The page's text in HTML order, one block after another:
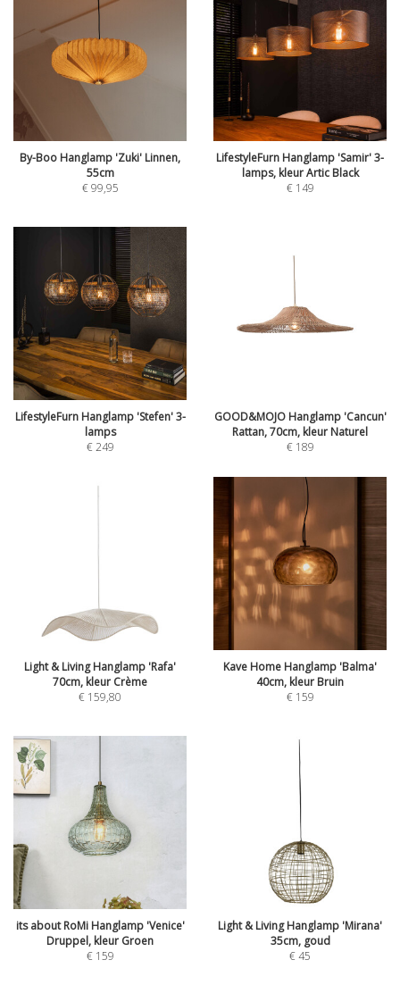
By-Boo Hanglamp 'Zuki' Linnen,
55cm
€99,95
LifestyleFurn Hanglamp 'Samir' 3-
lamps, kleur Artic Black
€ 149
LifestyleFurn Hanglamp 'Stefen' 3-
lamps
€249
GOOD&MOJO Hanglamp 'Cancun'
Rattan, 70cm, kleur Naturel
€ 189
Light & Living Hanglamp 'Rafa'
70cm, kleur Crème
€ 159,80
Kave Home Hanglamp 'Balma'
40cm, kleur Bruin
€ 159
its about RoMi Hanglamp 'Venice'
Druppel, kleur Groen
€ 159
Light & Living Hanglamp 'Mirana'
35cm, goud
€45